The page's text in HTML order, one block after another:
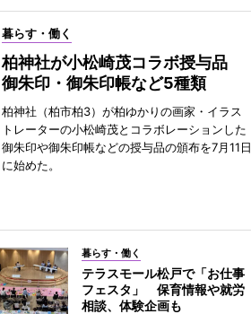
暮らす・働く
柏神社が小松崎茂コラボ授与品
御朱印・御朱印帳など5種類
柏神社（柏市柏3）が柏ゆかりの画家・イラス
トレーターの小松崎茂とコラボレーションした
御朱印や御朱印帳などの授与品の頒布を7月11日
に始めた。
暮らす・働く
テラスモール松戸で「お仕事
フェスタ」 保育情報や就労
相談、体験企画も